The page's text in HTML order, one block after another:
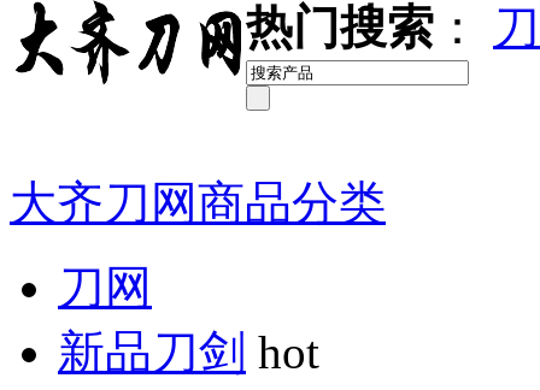
热门搜索 ：
大齐刀网商品分类
刀网
新品刀剑 hot